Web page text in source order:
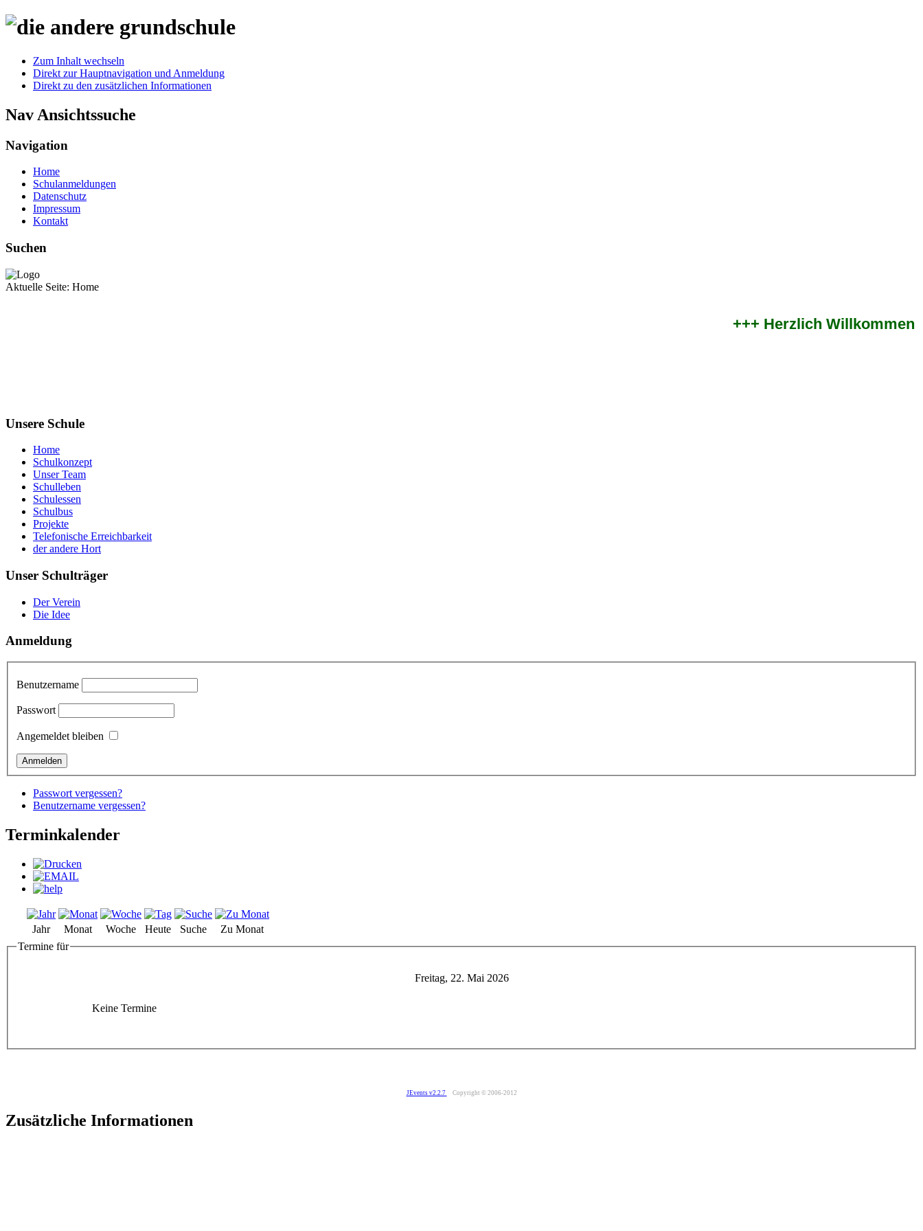
Zum Inhalt wechseln
Direkt zur Hauptnavigation und Anmeldung
Direkt zu den zusätzlichen Informationen
Nav Ansichtssuche
Navigation
Home
Schulanmeldungen
Datenschutz
Impressum
Kontakt
Suchen
Aktuelle Seite: Home
+++ Herzlich Willkommen
Unsere Schule
Home
Schulkonzept
Unser Team
Schulleben
Schulessen
Schulbus
Projekte
Telefonische Erreichbarkeit
der andere Hort
Unser Schulträger
Der Verein
Die Idee
Anmeldung
Benutzername
Passwort
Angemeldet bleiben
Passwort vergessen?
Benutzername vergessen?
Terminkalender
Jahr Monat Woche Heute Suche
Zu Monat
Termine für
Freitag, 22. Mai 2026
Keine Termine
JEvents v2.2.7 Copyright © 2006-2012
Zusätzliche Informationen